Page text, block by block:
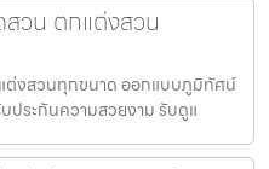
วน ตกแต่งสวน
ต่งสวนทุกขนาด ออกแบบภูมิทัศน์
ประกันความสวยงาม รับดูแ